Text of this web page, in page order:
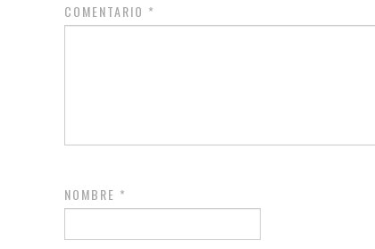
COMENTARIO *
NOMBRE *